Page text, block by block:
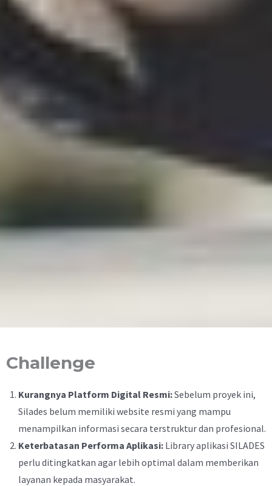
Challenge
Kurangnya Platform Digital Resmi:Sebelum proyek ini,
Silades belum memiliki website resmi yang mampu
menampilkan informasi secara terstruktur dan profesional.
Keterbatasan Performa Aplikasi: Library aplikasi SILADES
perlu ditingkatkan agar lebih optimal dalam memberikan
layanan kepada masyarakat.